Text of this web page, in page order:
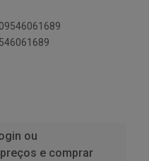
ou
e comprar